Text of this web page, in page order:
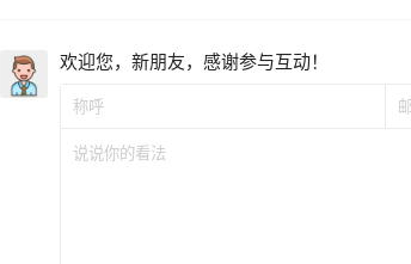
欢迎您，新朋友，感谢参与互动！